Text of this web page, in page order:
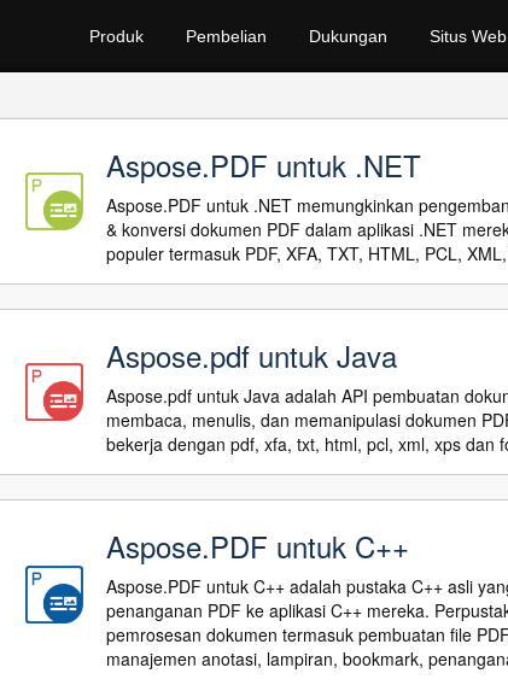
Produk Pembelian Dukungan Situs Web
Aspose.PDF untuk .NET
Aspose.PDF untuk .NET memungkinkan
& konversi dokumen PDF dalam aplikasi .NET
populer termasuk PDF, XFA, TXT, HTML, PCL,
Aspose.pdf untuk Java
Aspose.pdf untuk Java adalah API pembuatan
membaca, menulis, dan memanipulasi dokumen
bekerja dengan pdf, xfa, txt, html, pcl, xml, xps dan
Aspose.PDF untuk C++
Aspose.PDF untuk C++ adalah pustaka C++ asli
penanganan PDF ke aplikasi C++ mereka.
pemrosesan dokumen termasuk pembuatan file
manajemen anotasi, lampiran, bookmark,